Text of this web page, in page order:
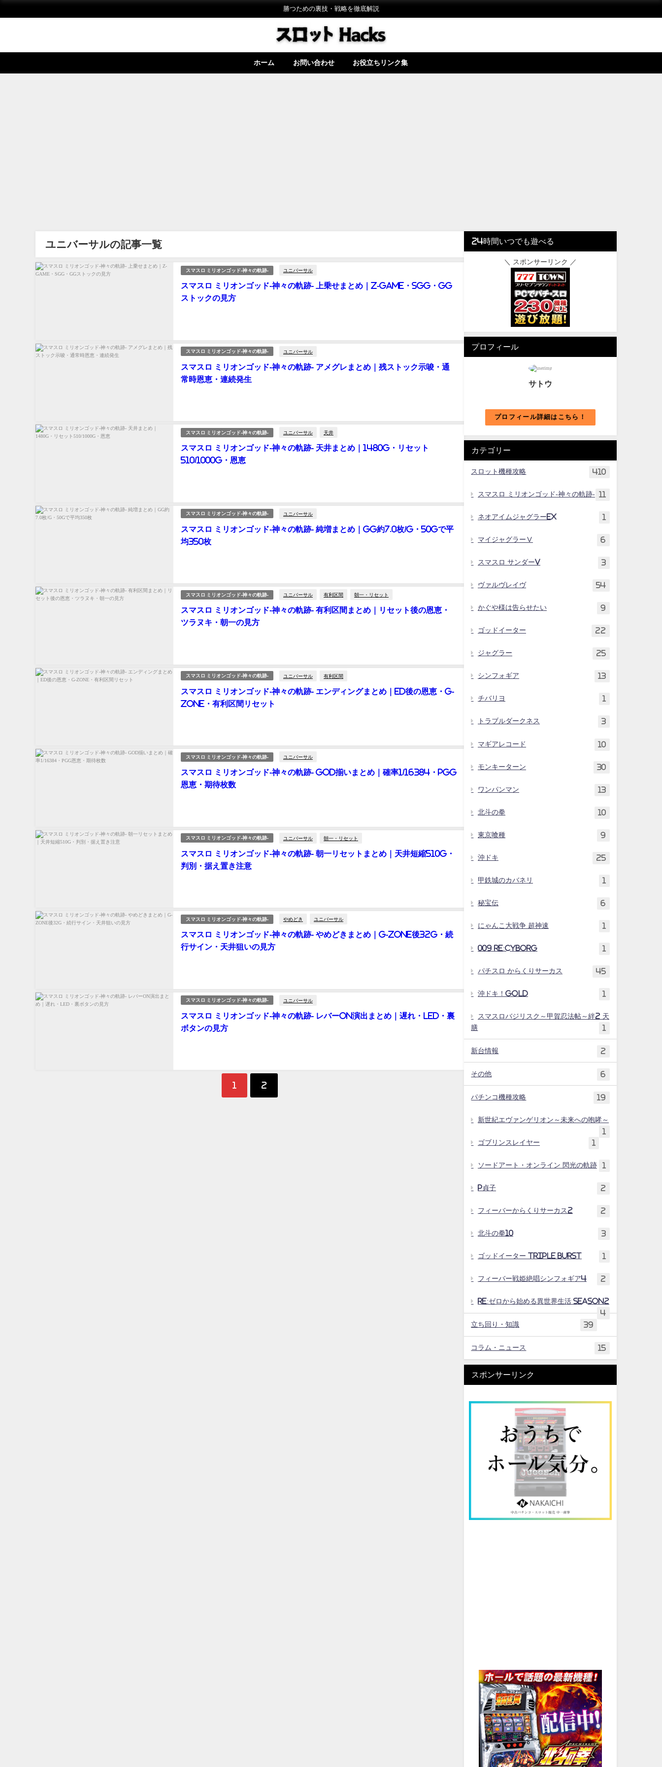
勝つための裏技・戦略を徹底解説
ホーム お問い合わせ お役立ちリンク集
ユニバーサルの記事一覧
スマスロ ミリオンゴッド-神々の軌跡- ユニバーサル
スマスロ ミリオンゴッド-神々の軌跡- 上乗せまとめ｜Z-GAME・SGG・GG
ストックの見方
スマスロ ミリオンゴッド-神々の軌跡- ユニバーサル
スマスロ ミリオンゴッド-神々の軌跡- アメグレまとめ｜残ストック示唆・通
常時恩恵・連続発生
スマスロ ミリオンゴッド-神々の軌跡- ユニバーサル 天井
スマスロ ミリオンゴッド-神々の軌跡- 天井まとめ｜1480G・リセット
510/1000G・恩恵
スマスロ ミリオンゴッド-神々の軌跡- ユニバーサル
スマスロ ミリオンゴッド-神々の軌跡- 純増まとめ｜GG約7.0枚/G・50Gで平
均350枚
スマスロ ミリオンゴッド-神々の軌跡- ユニバーサル 有利区間 朝一・リセット
スマスロ ミリオンゴッド-神々の軌跡- 有利区間まとめ｜リセット後の恩恵・
ツラヌキ・朝一の見方
スマスロ ミリオンゴッド-神々の軌跡- ユニバーサル 有利区間
スマスロ ミリオンゴッド-神々の軌跡- エンディングまとめ｜ED後の恩恵・G-
ZONE・有利区間リセット
スマスロ ミリオンゴッド-神々の軌跡- ユニバーサル
スマスロ ミリオンゴッド-神々の軌跡- GOD揃いまとめ｜確率1/16384・PGG
恩恵・期待枚数
スマスロ ミリオンゴッド-神々の軌跡- ユニバーサル 朝一・リセット
スマスロ ミリオンゴッド-神々の軌跡- 朝一リセットまとめ｜天井短縮510G・
判別・据え置き注意
スマスロ ミリオンゴッド-神々の軌跡- やめどき ユニバーサル
スマスロ ミリオンゴッド-神々の軌跡- やめどきまとめ｜G-ZONE後32G・続
行サイン・天井狙いの見方
スマスロ ミリオンゴッド-神々の軌跡- ユニバーサル
スマスロ ミリオンゴッド-神々の軌跡- レバーON演出まとめ｜遅れ・LED・裏
ボタンの見方
1 2
24時間いつでも遊べる
＼ スポンサーリンク ／
プロフィール
サトウ
プロフィール詳細はこちら！
カテゴリー
スロット機種攻略 410
スマスロ ミリオンゴッド-神々の軌跡-
ネオアイムジャグラーEX
マイジャグラーⅤ 6
スマスロ サンダーV 3
ヴァルヴレイヴ 54
かぐや様は告らせたい 9
ゴッドイーター 22
ジャグラー 25
シンフォギア 13
チバリヨ
トラブルダークネス 3
マギアレコード 10
モンキーターン 30
ワンパンマン 13
北斗の拳 10
東京喰種 9
沖ドキ 25
甲鉄城のカバネリ 1
秘宝伝 6
にゃんこ大戦争 超神速 1
009 RE:CYBORG 1
パチスロ からくりサーカス 45
沖ドキ！GOLD 1
スマスロバジリスク～甲賀忍法帖～絆2 天
膳
1
新台情報 2
その他 6
パチンコ機種攻略 19
新世紀エヴァンゲリオン～未来への咆哮～
ゴブリンスレイヤー
ソードアート・オンライン 閃光の軌跡
P貞子 2
フィーバーからくりサーカス2 2
北斗の拳10 3
ゴッドイーター TRIPLE BURST
フィーバー戦姫絶唱シンフォギア4 2
Re:ゼロから始める異世界生活 season2
4
立ち回り・知識
39
コラム・ニュース 15
スポンサーリンク